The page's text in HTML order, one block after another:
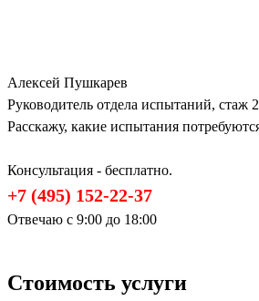
Алексей Пушкарев
Руководитель отдела испытаний, стаж
Расскажу, какие испытания
Консультация - бесплатно.
+7 (495) 152-22-37
Отвечаю с 9:00 до 18:00
Стоимость услуги